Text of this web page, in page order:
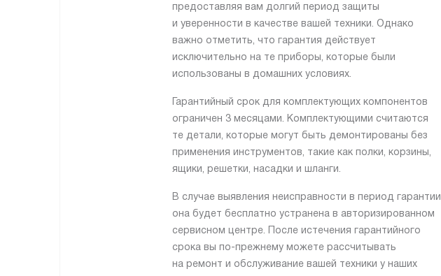
предоставляя вам долгий период защиты
и уверенности в качестве вашей техники. Однако
важно отметить, что гарантия действует
исключительно на те приборы, которые были
использованы в домашних условиях.
Гарантийный срок для комплектующих компонентов
ограничен 3 месяцами. Комплектующими считаются
те детали, которые могут быть демонтированы без
применения инструментов, такие как полки, корзины,
ящики, решетки, насадки и шланги.
В случае выявления неисправности в период гарантии,
она будет бесплатно устранена в авторизированном
сервисном центре. После истечения гарантийного
срока вы по-прежнему можете рассчитывать
на ремонт и обслуживание вашей техники у наших